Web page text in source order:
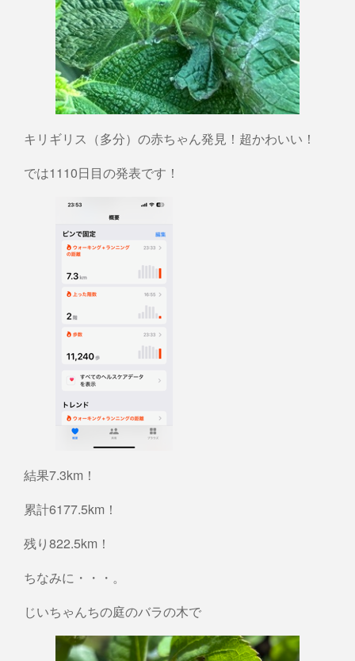
キリギリス（多分）の赤ちゃん発見！超かわいい！
では1110日目の発表です！
結果7.3km！
累計6177.5km！
残り822.5km！
ちなみに・・・。
じいちゃんちの庭のバラの木で